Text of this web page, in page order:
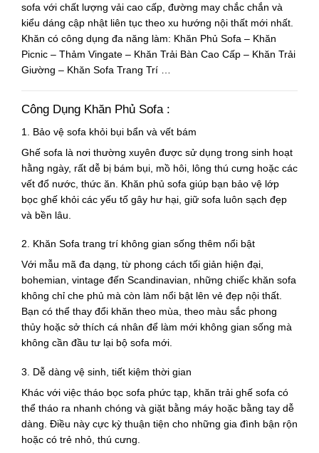
sofa với chất lượng vải cao cấp, đường may chắc chắn và
kiểu dáng cập nhật liên tục theo xu hướng nội thất mới nhất.
Khăn có công dụng đa năng làm: Khăn Phủ Sofa – Khăn
Picnic – Thảm Vingate – Khăn Trải Bàn Cao Cấp – Khăn Trải
Giường – Khăn Sofa Trang Trí …
Công Dụng Khăn Phủ Sofa :
1. Bảo vệ sofa khỏi bụi bẩn và vết bám
Ghế sofa là nơi thường xuyên được sử dụng trong sinh hoạt
hằng ngày, rất dễ bị bám bụi, mồ hôi, lông thú cưng hoặc các
vết đổ nước, thức ăn. Khăn phủ sofa giúp bạn bảo vệ lớp
bọc ghế khỏi các yếu tố gây hư hại, giữ sofa luôn sạch đẹp
và bền lâu.
2. Khăn Sofa trang trí không gian sống thêm nổi bật
Với mẫu mã đa dạng, từ phong cách tối giản hiện đại,
bohemian, vintage đến Scandinavian, những chiếc khăn sofa
không chỉ che phủ mà còn làm nổi bật lên vẻ đẹp nội thất.
Bạn có thể thay đổi khăn theo mùa, theo màu sắc phong
thủy hoặc sở thích cá nhân để làm mới không gian sống mà
không cần đầu tư lại bộ sofa mới.
3. Dễ dàng vệ sinh, tiết kiệm thời gian
Khác với việc tháo bọc sofa phức tạp, khăn trải ghế sofa có
thể tháo ra nhanh chóng và giặt bằng máy hoặc bằng tay dễ
dàng. Điều này cực kỳ thuận tiện cho những gia đình bận rộn
hoặc có trẻ nhỏ, thú cưng.